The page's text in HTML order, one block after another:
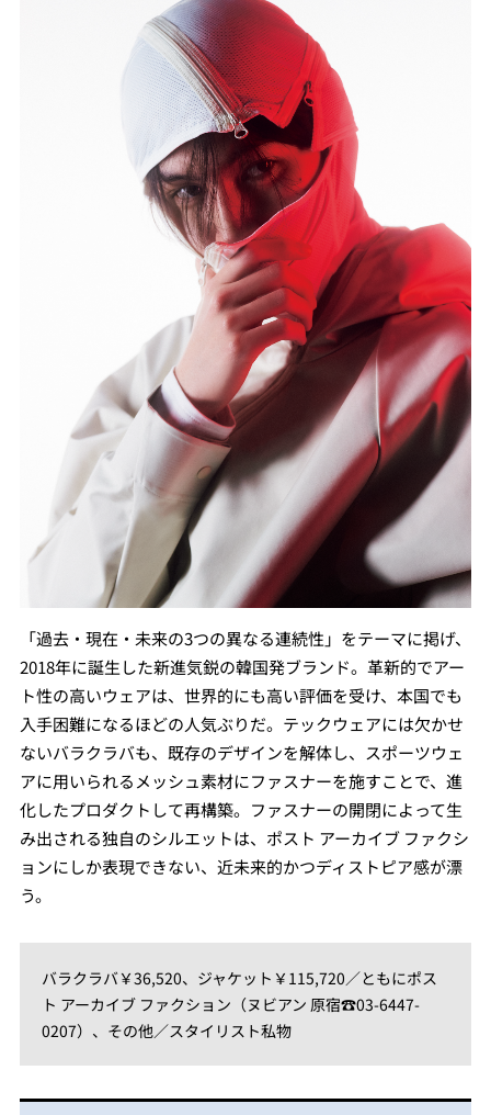
「過去・現在・未来の3つの異なる連続性」をテーマに掲げ、
2018年に誕生した新進気鋭の韓国発ブランド。革新的でアー
ト性の高いウェアは、世界的にも高い評価を受け、本国でも
入手困難になるほどの人気ぶりだ。テックウェアには欠かせ
ないバラクラバも、既存のデザインを解体し、スポーツウェ
アに用いられるメッシュ素材にファスナーを施すことで、進
化したプロダクトして再構築。ファスナーの開閉によって生
み出される独自のシルエットは、ポスト アーカイブ ファクシ
ョンにしか表現できない、近未来的かつディストピア感が漂
う。
バラクラバ￥36,520、ジャケット￥115,720／ともにポス
ト アーカイブ ファクション（ヌビアン 原宿☎︎03-6447-
0207）、その他／スタイリスト私物